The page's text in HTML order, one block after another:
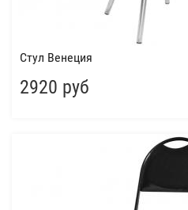
Стул Венеция
2920 руб